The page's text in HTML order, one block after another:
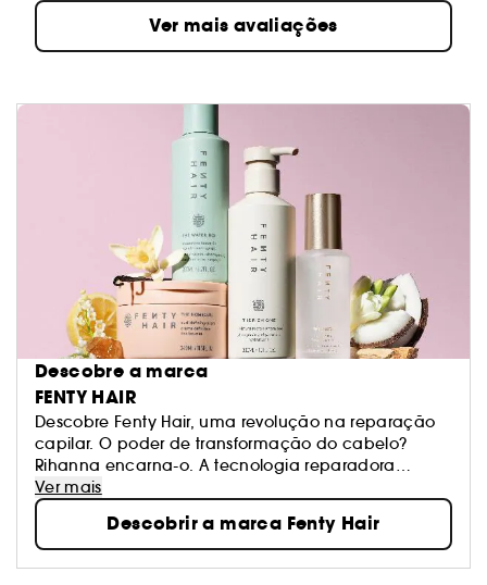
Ver mais avaliações
Descobre a marca
FENTY HAIR
Descobre Fenty Hair, uma revolução na reparação
capilar. O poder de transformação do cabelo?
Rihanna encarna-o. A tecnologia reparadora
Replenicore-5 está presente em todos os produtos
Fenty Hair, para um número infinito de estilos.
"Desde pessoas com cabelo encaracolado a
pessoas com cabelo liso ou ondulado, há sempre
algo para ti." Rihanna
Ver mais
Descobrir a marca Fenty Hair